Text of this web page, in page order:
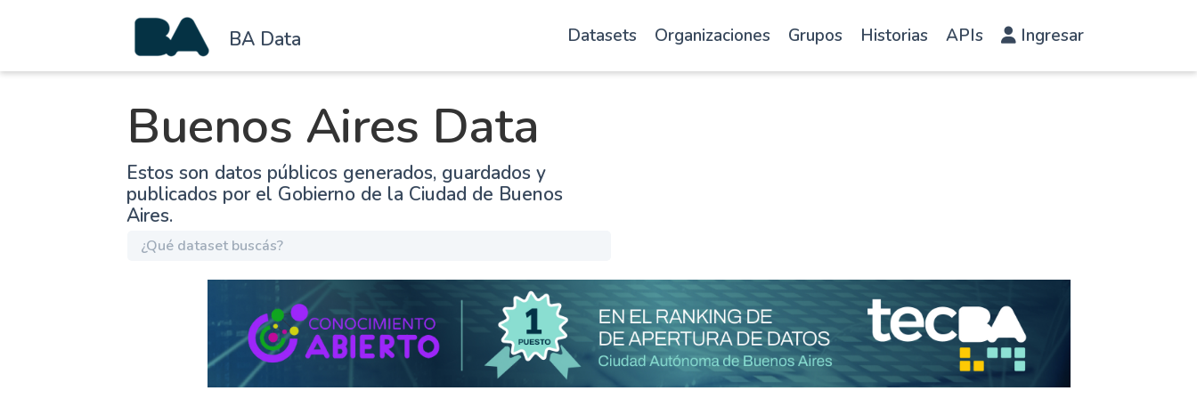
BA Data Datasets Organizaciones Grupos Historias APIs Ingresar
Buenos Aires Data
Estos son datos públicos generados, guardados y
publicados por el Gobierno de la Ciudad de Buenos
Aires.